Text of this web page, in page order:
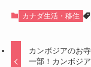
カナダ生活・移住
カンボジアのお
一部！カンボジ